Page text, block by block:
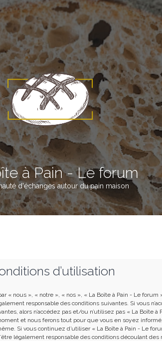
à Pain - Le forum
d'échanges autour du pain maison
d’utilisation
« nous », « notre », « nos », « La Boîte à Pain - Le forum
responsable des conditions suivantes. Si vous
alors n’accédez pas et/ou n’utilisez pas « La Boîte à
et nous ferons tout pour que vous en soyez
Si vous continuez d’utiliser « La Boîte à Pain - Le
légalement responsable des conditions découlant des